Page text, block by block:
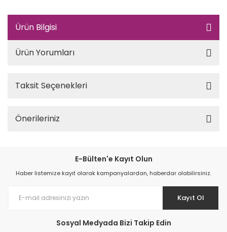
Ürün Bilgisi
Ürün Yorumları
Taksit Seçenekleri
Önerileriniz
E-Bülten'e Kayıt Olun
Haber listemize kayıt olarak kampanyalardan, haberdar olabilirsiniz.
Kayıt Ol
Sosyal Medyada Bizi Takip Edin